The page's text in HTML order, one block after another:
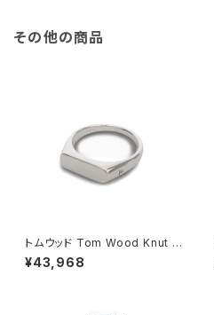
その他の商品
トムウッド Tom Wood Knut R
ing リング 100572-50 シルバ
ー
¥43,968